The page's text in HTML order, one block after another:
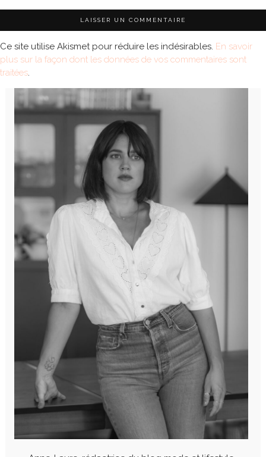
Ce site utilise Akismet pour réduire les indésirables. En savoir
plus sur la façon dont les données de vos commentaires sont
traitées.